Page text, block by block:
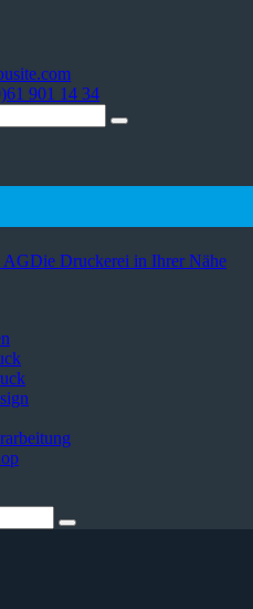
901 14 34
AGDie Druckerei in Ihrer Nähe